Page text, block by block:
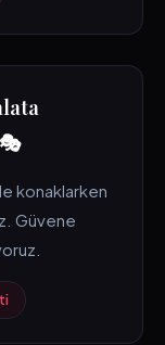
konaklarken
Güvene